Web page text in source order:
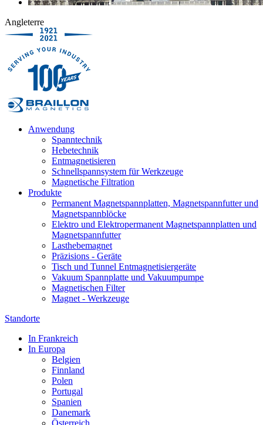
Angleterre
Anwendung
Spanntechnik
Hebetechnik
Entmagnetisieren
Schnellspannsystem für Werkzeuge
Magnetische Filtration
Produkte
Permanent Magnetspannplatten, Magnetspannfutter und
Magnetspannblöcke
Elektro und Elektropermanent Magnetspannplatten und
Magnetspannfutter
Lasthebemagnet
Präzisions - Geräte
Tisch und Tunnel Entmagnetisiergeräte
Vakuum Spannplatte und Vakuumpumpe
Magnetischen Filter
Magnet - Werkzeuge
Standorte
In Frankreich
In Europa
Belgien
Finnland
Polen
Portugal
Spanien
Danemark
Österreich